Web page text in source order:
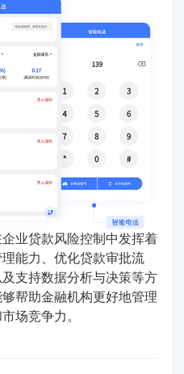
业贷款风险控制中发挥着
能力、优化贷款审批流
支持数据分析与决策等方
帮助金融机构更好地管理
场竞争力。